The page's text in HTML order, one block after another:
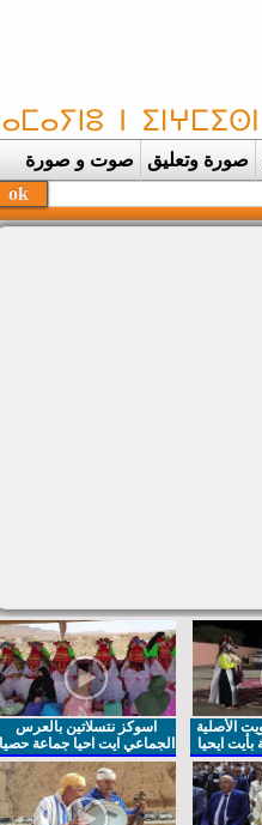
صورة وتعليق صوت و صورة
الأصلية
ايحيا
اسوكز نتسلاتين بالعرس
الجماعي ايت احيا جماعة حصيا